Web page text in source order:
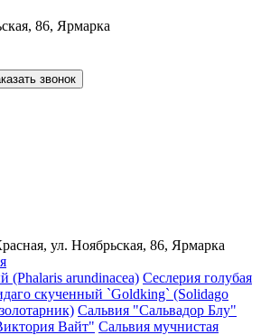
86, Ярмарка
звонок
ул. Ноябрьская, 86, Ярмарка
(Phalaris arundinacea) Сеслерия голубая
скученный `Goldking` (Solidago
Сальвия "Сальвадор Блу"
Вайт" Сальвия мучнистая